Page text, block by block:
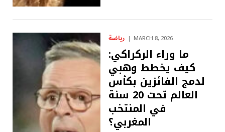
رياضة MARCH 8, 2026
ما وراء الركراكي:
كيف يخطط وهبي
لدمج الفائزين بكأس
العالم تحت 20 سنة
في المنتخب
المغربي؟